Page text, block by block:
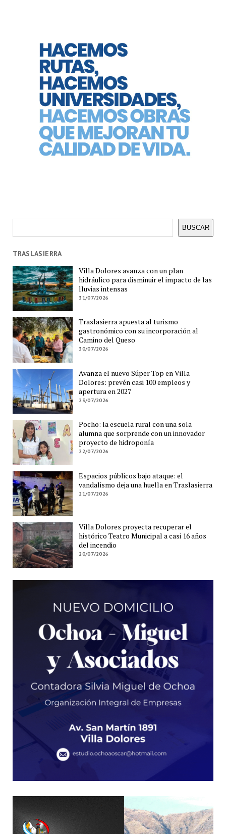
BUSCAR
TRASLASIERRA
Villa Dolores avanza con un plan
hidráulico para disminuir el impacto de las
lluvias intensas
31/07/2026
Traslasierra apuesta al turismo
gastronómico con su incorporación al
Camino del Queso
30/07/2026
Avanza el nuevo Súper Top en Villa
Dolores: prevén casi 100 empleos y
apertura en 2027
23/07/2026
Pocho: la escuela rural con una sola
alumna que sorprende con un innovador
proyecto de hidroponía
22/07/2026
Espacios públicos bajo ataque: el
vandalismo deja una huella en Traslasierra
21/07/2026
Villa Dolores proyecta recuperar el
histórico Teatro Municipal a casi 16 años
del incendio
20/07/2026